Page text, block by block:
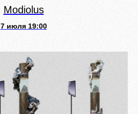
Modiolus
7 июля 19:00